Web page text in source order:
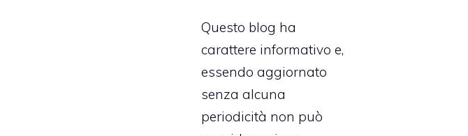
Questo blog ha
carattere informativo e,
essendo aggiornato
senza alcuna
periodicità non può